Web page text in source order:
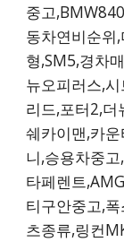
중고
동차연비순위
형,SM5,경차
뉴오피러스,
리드,포터2,
쉐카이맨,카
니,승용차중
타페렌트
티구안중고,
츠종류,링컨